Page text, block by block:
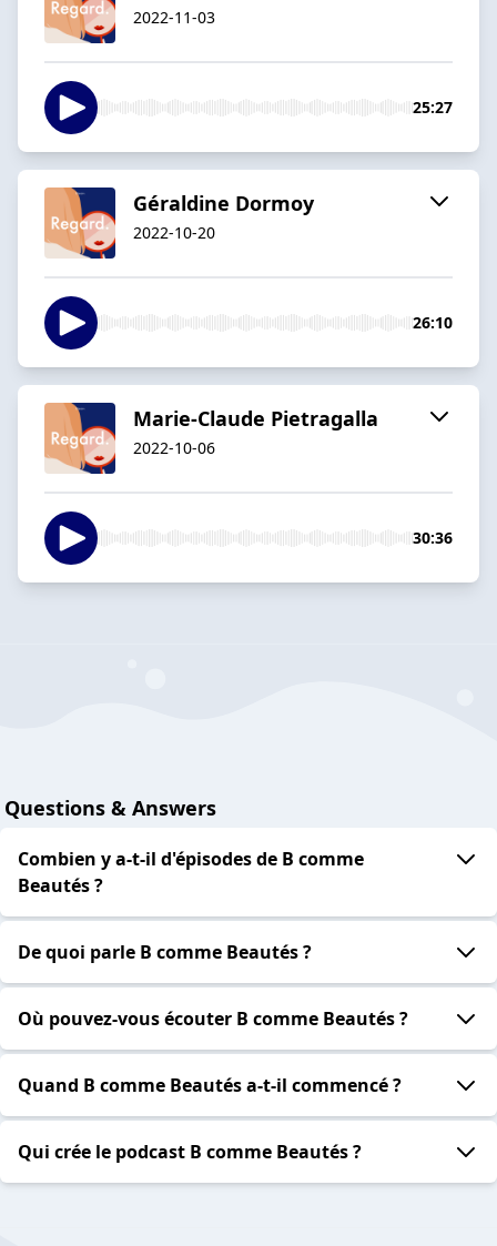
2022-11-03
25:27
Géraldine Dormoy
2022-10-20
26:10
Marie-Claude Pietragalla
2022-10-06
30:36
Questions & Answers
Combien y a-t-il d'épisodes de B comme
Beautés ?
De quoi parle B comme Beautés ?
Où pouvez-vous écouter B comme Beautés ?
Quand B comme Beautés a-t-il commencé ?
Qui crée le podcast B comme Beautés ?